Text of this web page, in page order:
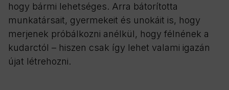
hogy bármi lehetséges. Arra bátorította
munkatársait, gyermekeit és unokáit is, hogy
merjenek próbálkozni anélkül, hogy félnének a
kudarctól – hiszen csak így lehet valami igazán
újat létrehozni.